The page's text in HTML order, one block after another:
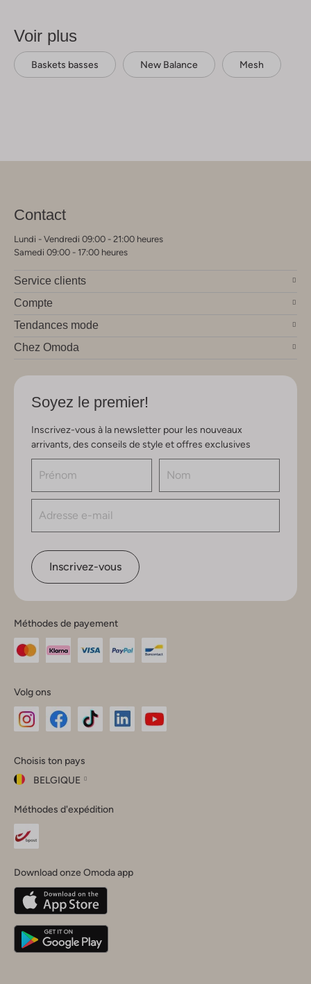
Voir plus
Baskets basses New Balance Mesh
Contact
Lundi - Vendredi 09:00 - 21:00 heures
Samedi 09:00 - 17:00 heures
Service clients
Compte
Tendances mode
Chez Omoda
Soyez le premier!
Inscrivez-vous à la newsletter pour les nouveaux
arrivants, des conseils de style et offres exclusives
Inscrivez-vous
Méthodes de payement
Volg ons
Instagram
Facebook
TikTok
Choisis ton pays
BELGIQUE
ton
pays
Fermer
Belgique(Français)
Deutschland
Méthodes d'expédition
Download onze Omoda app